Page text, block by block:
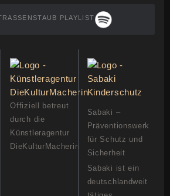
PLAYLIST
Offiziell betreut
durch die
Künstleragentur
DieKulturMacherin
Sabaki –
Präventionswerk
für Schutz und
Sicherheit
Sabaki ist ein
deutschlandweit